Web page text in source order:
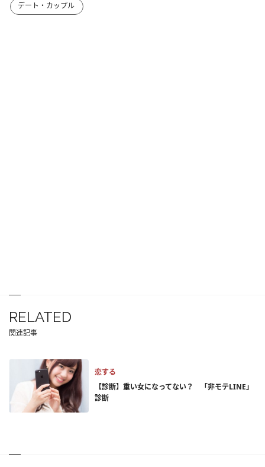
デート・カップル
RELATED
関連記事
恋する
【診断】重い女になってない？ 「非モテLINE」
診断